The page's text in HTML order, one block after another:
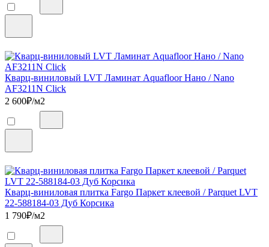
Кварц-виниловый LVT Ламинат Aquafloor Нано / Nano
AF3211N Click
2 600₽/м2
Кварц-виниловая плитка Fargo Паркет клеевой / Parquet LVT
22-588184-03 Дуб Корсика
1 790₽/м2